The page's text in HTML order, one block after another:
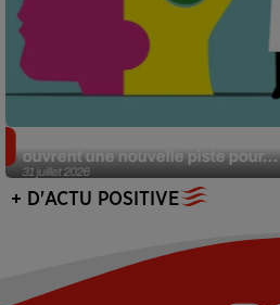
31 juillet 2026
ouvrent une nouvelle piste pour...
+ D'ACTU POSITIVE